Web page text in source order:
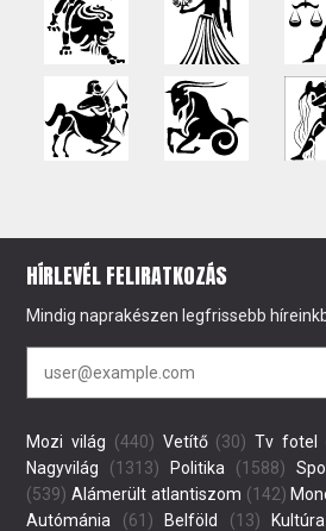
HÍRLEVÉL FELIRATKOZÁS
Mindig naprakészen legfrissebb
Mozi világ (440) Vetítő(30) Tv fotel
Nagyvilág (1313) Politika (1588)
(539) Alámerült atlantiszom (142)
Autómánia (61) Belföld (13) Kultúra